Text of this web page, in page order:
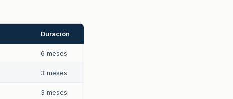
Duración
6 meses
3 meses
3 meses